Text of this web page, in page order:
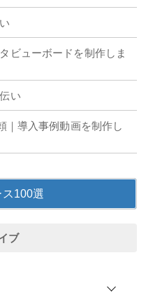
ビューボードを制作しま
い
｜導入事例動画を制作し
100選
ブ